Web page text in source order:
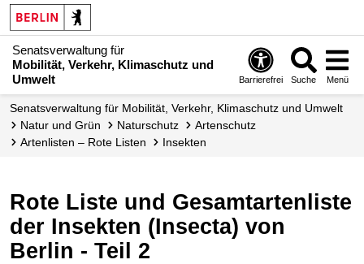
Senatsverwaltung für
Mobilität, Verkehr, Klimaschutz und
Umwelt
Barrierefrei Suche Menü
Senatsverwaltung für Mobilität, Verkehr, Klimaschutz und Umwelt
Natur und Grün
Naturschutz
Artenschutz
Artenlisten – Rote Listen
Insekten
Rote Liste und Gesamtartenliste
der Insekten (Insecta) von
Berlin - Teil 2